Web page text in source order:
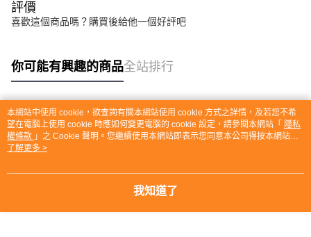
評價
喜歡這個商品嗎？購買後給他一個好評吧
你可能有興趣的商品全站排行
熱門標籤
本網站中使用 cookie，欲查詢有關本網站使用 cookie 方式之詳情，及若您不希
望在電腦上使用 cookie 時應如何變更電腦的 cookie 設定，請參閱本網站「 隱私
權條款 」之 Cookie 聲明。您繼續使用本網站即表示您同意本公司得按本網站使
用條款之 Cookie 聲明使用 cookie。
了解更多 >
我知道了